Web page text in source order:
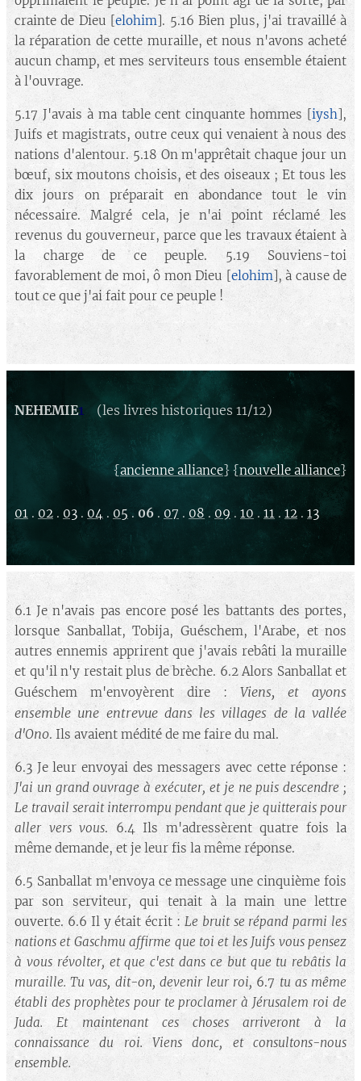
crainte de Dieu [elohim]. 5.16 Bien plus, j'ai travaillé à
la réparation de cette muraille, et nous n'avons acheté
aucun champ, et mes serviteurs tous ensemble étaient
à l'ouvrage.
5.17 J'avais à ma table cent cinquante hommes [iysh],
Juifs et magistrats, outre ceux qui venaient à nous des
nations d'alentour. 5.18 On m'apprêtait chaque jour un
bœuf, six moutons choisis, et des oiseaux ; Et tous les
dix jours on préparait en abondance tout le vin
nécessaire. Malgré cela, je n'ai point réclamé les
revenus du gouverneur, parce que les travaux étaient à
la charge de ce peuple. 5.19 Souviens-toi
favorablement de moi, ô mon Dieu [elohim], à cause de
tout ce que j'ai fait pour ce peuple !
NEHEMIE1 (les livres historiques 11/12)
{ancienne alliance} {nouvelle alliance}
01 . 02 . 03 . 04 . 05 . 06 . 07 . 08 . 09. 10 . 11 . 12 . 13
6.1 Je n'avais pas encore posé les battants des portes,
lorsque Sanballat, Tobija, Guéschem, l'Arabe, et nos
autres ennemis apprirent que j'avais rebâti la muraille
et qu'il n'y restait plus de brèche. 6.2 Alors Sanballat et
Guéschem m'envoyèrent dire : Viens, et ayons
ensemble une entrevue dans les villages de la vallée
d'Ono. Ils avaient médité de me faire du mal.
6.3 Je leur envoyai des messagers avec cette réponse :
J'ai un grand ouvrage à exécuter, et je ne puis descendre ;
Le travail serait interrompu pendant que je quitterais pour
aller vers vous. 6.4 Ils m'adressèrent quatre fois la
même demande, et je leur fis la même réponse.
6.5 Sanballat m'envoya ce message une cinquième fois
par son serviteur, qui tenait à la main une lettre
ouverte. 6.6 Il y était écrit : Le bruit se répand parmi les
nations et Gaschmu affirme que toi et les Juifs vous pensez
à vous révolter, et que c'est dans ce but que tu rebâtis la
muraille. Tu vas, dit-on, devenir leur roi, 6.7 tu as même
établi des prophètes pour te proclamer à Jérusalem roi de
Juda. Et maintenant ces choses arriveront à la
connaissance du roi. Viens donc, et consultons-nous
ensemble.